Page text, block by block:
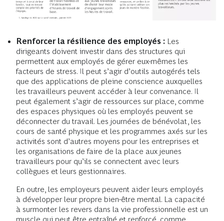
Renforcer la résilience des employés : Les
dirigeants doivent investir dans des structures qui
permettent aux employés de gérer eux-mêmes les
facteurs de stress. Il peut s’agir d’outils autogérés tels
que des applications de pleine conscience auxquelles
les travailleurs peuvent accéder à leur convenance. Il
peut également s’agir de ressources sur place, comme
des espaces physiques où les employés peuvent se
déconnecter du travail. Les journées de bénévolat, les
cours de santé physique et les programmes axés sur les
activités sont d’autres moyens pour les entreprises et
les organisations de faire de la place aux jeunes
travailleurs pour qu’ils se connectent avec leurs
collègues et leurs gestionnaires.
En outre, les employeurs peuvent aider leurs employés
à développer leur propre bien-être mental. La capacité
à surmonter les revers dans la vie professionnelle est un
muscle qui peut être entraîné et renforcé, comme